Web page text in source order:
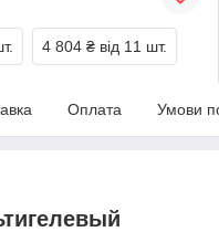
4 804 ₴ від 11 шт.
Оплата Умови